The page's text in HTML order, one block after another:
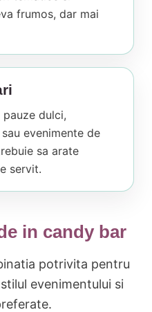
frumos, dar mai
dulci,
evenimente de
sa arate
servit.
in candy bar
potrivita pentru
evenimentului si